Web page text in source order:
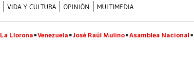
VIDA Y CULTURA OPINIÓN MULTIMEDIA
La Llorona Venezuela José Raúl Mulino Asamblea Nacional